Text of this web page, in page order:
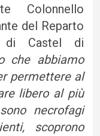
Colonnello
del Reparto
di Castel di
che abbiamo
permettere al
libero al più
necrofagi
scoprono